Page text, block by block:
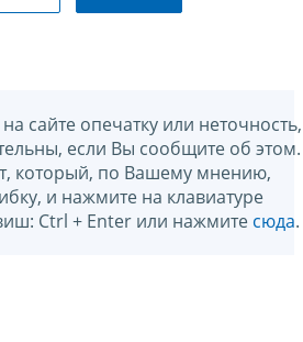
сайте опечатку или неточность,
если Вы сообщите об этом.
который, по Вашему мнению,
и нажмите на клавиатуре
Ctrl + Enter или нажмите сюда.